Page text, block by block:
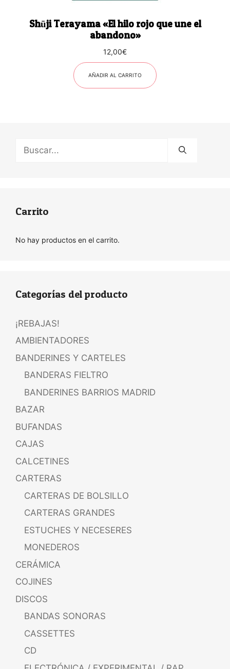
Shūji Terayama «El hilo rojo que une el
abandono»
12,00€
AÑADIR AL CARRITO
Carrito
No hay productos en el carrito.
Categorías del producto
¡REBAJAS!
AMBIENTADORES
BANDERINES Y CARTELES
BANDERAS FIELTRO
BANDERINES BARRIOS MADRID
BAZAR
BUFANDAS
CAJAS
CALCETINES
CARTERAS
CARTERAS DE BOLSILLO
CARTERAS GRANDES
ESTUCHES Y NECESERES
MONEDEROS
CERÁMICA
COJINES
DISCOS
BANDAS SONORAS
CASSETTES
CD